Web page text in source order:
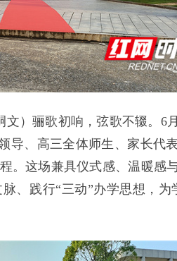
文）骊歌初响，弦歌不辍。6
导、高三全体师生、家长代
。这场兼具仪式感、温暖感
、践行“三动”办学思想，为